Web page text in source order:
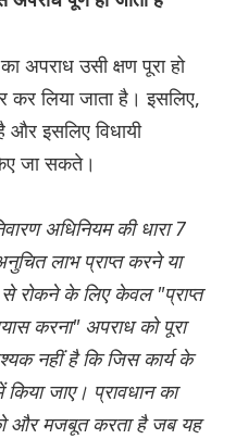
अपराध उसी क्षण पूरा हो
कर लिया जाता है। इसलिए,
और इसलिए विधायी
जा सकते।
अधिनियम की धारा 7
लाभ प्राप्त करने या
रोकने के लिए केवल "प्राप्त
करना" अपराध को पूरा
नहीं है कि जिस कार्य के
किया जाए। प्रावधान का
और मजबूत करता है जब यह